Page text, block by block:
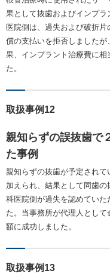
果として抜歯およびインプ
医院側は、過失および破折
償の支払いを拒否しました
果、インプラント治療費に
た。
取扱事例12
親知らずの誤抜歯で
た事例
親知らずの抜歯が予定され
加えられ、結果として同歯
科医院側が過失を認めてい
た。当事務所が代理人とし
額に成功しました。
取扱事例13